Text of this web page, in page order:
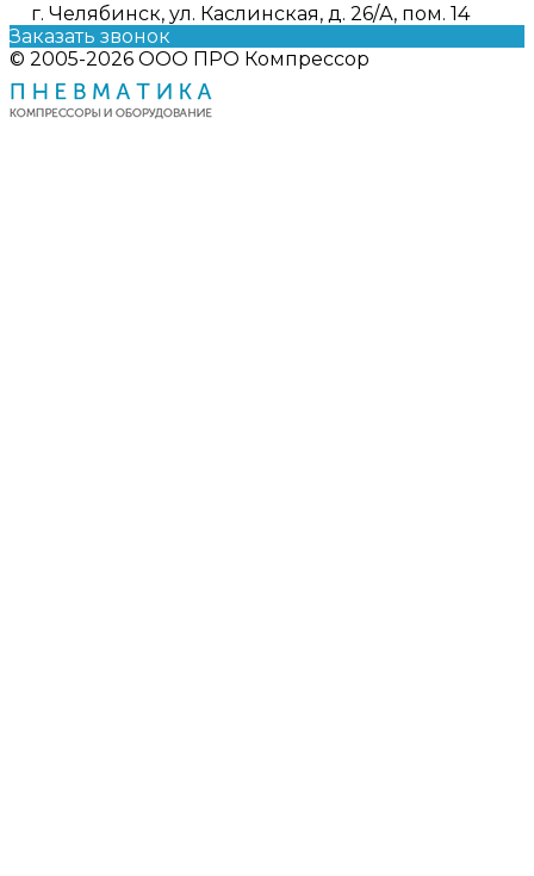
г. Челябинск, ул. Каслинская, д. 26/А, пом. 14
Заказать звонок
© 2005-2026 ООО ПРО Компрессор